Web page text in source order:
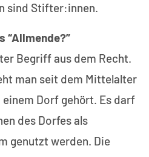
sind Stifter:innen.
“Allmende?”
Begriff aus dem Recht.
man seit dem Mittelalter
Dorf gehört. Es darf
des Dorfes als
genutzt werden. Die